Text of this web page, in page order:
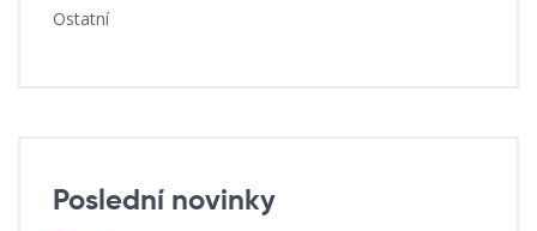
Ostatní
Poslední novinky